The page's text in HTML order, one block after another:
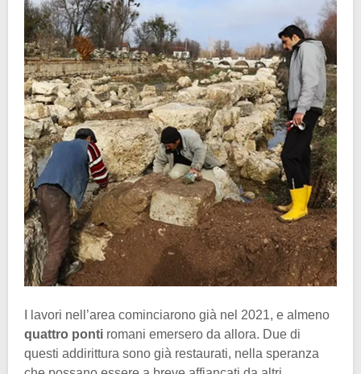
I lavori nell’area cominciarono già nel 2021, e almeno
quattro ponti romani emersero da allora. Due di
questi addirittura sono già restaurati, nella speranza